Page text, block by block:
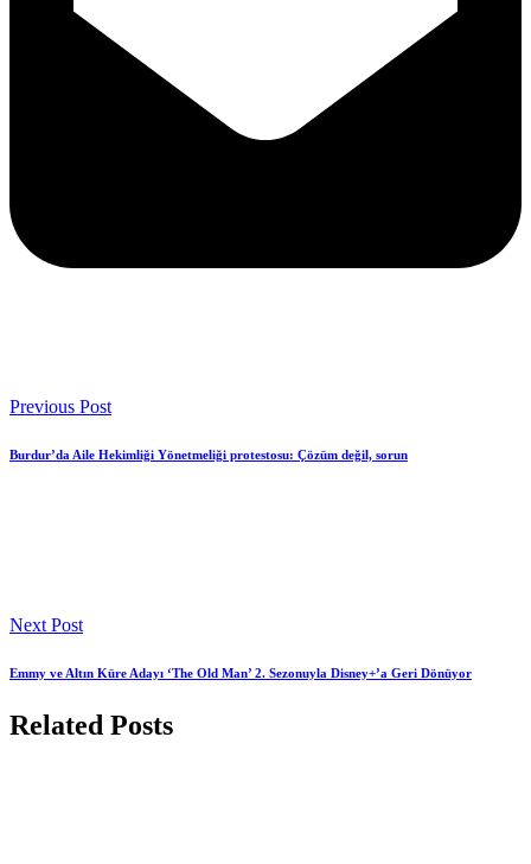
Previous Post
Burdur’da Aile Hekimliği Yönetmeliği protestosu: Çözüm değil, sorun
Next Post
Emmy ve Altın Küre Adayı ‘The Old Man’ 2. Sezonuyla Disney+’a Geri Dönüyor
Related Posts